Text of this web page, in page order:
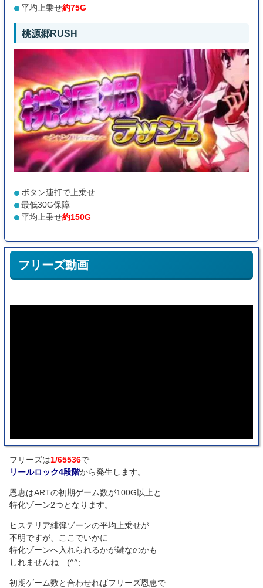
平均上乗せ約75G
桃源郷RUSH
ボタン連打で上乗せ
最低30G保障
平均上乗せ約150G
フリーズ動画
フリーズは1/65536で
リールロック4段階から発生します。
恩恵はARTの初期ゲーム数が100G以上と
特化ゾーン2つとなります。
ヒステリア緋弾ゾーンの平均上乗せが
不明ですが、ここでいかに
特化ゾーンへ入れられるかが鍵なのかも
しれませんね…(^^;
初期ゲーム数と合わせればフリーズ恩恵で